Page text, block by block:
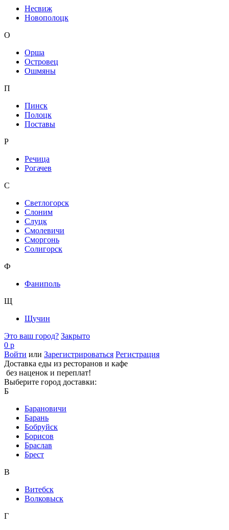
Несвиж
Новополоцк
О
Орша
Островец
Ошмяны
П
Пинск
Полоцк
Поставы
Р
Речица
Рогачев
С
Светлогорск
Слоним
Слуцк
Смолевичи
Сморгонь
Солигорск
Ф
Фаниполь
Щ
Щучин
Это ваш город? Закрыто
0 р
Войти или Зарегистрироваться Регистрация
Доставка еды из ресторанов и кафе
без наценок и переплат!
Выберите город доставки:
Б
Барановичи
Барань
Бобруйск
Борисов
Браслав
Брест
В
Витебск
Волковыск
Г